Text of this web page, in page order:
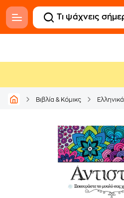
Βιβλία & Κόμικς Ελληνικά